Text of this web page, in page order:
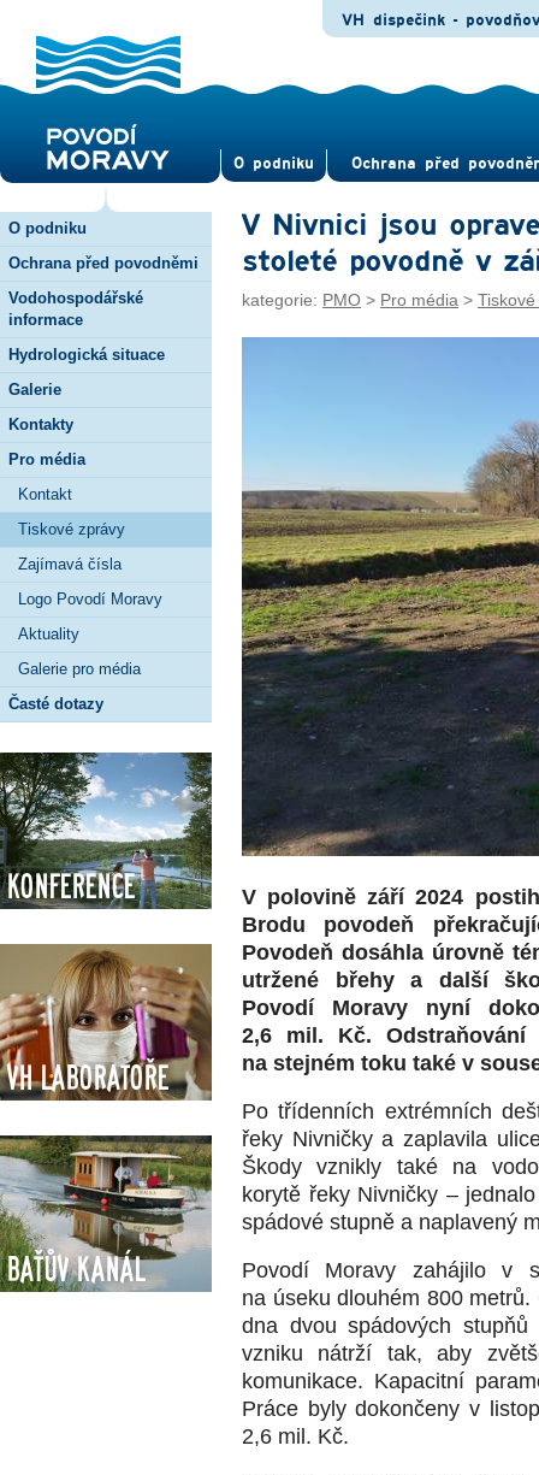
O pod­niku Ochrana před
VH dispečink -
O podniku
Ochrana před povodněmi
Vodohospodářské
informace
Hydrologická situace
Galerie
Kontakty
Pro média
Kontakt
Tiskové zprávy
Zajímavá čísla
Logo Povodí Moravy
Aktuality
Galerie pro média
Časté dotazy
Konference
VH Laboratoře
Baťův kanál
V Nivnici jsou
stoleté povodně v
kategorie: PMO > Pro média >
V polovině září 2024
Brodu povodeň
Povodeň dosáhla úrovně
utržené břehy a další
Povodí Moravy nyní
2,6 mil. Kč.
na stejném toku také v
Po třídenních extrémních
řeky Nivničky a zaplavila
Škody vznikly také na
korytě řeky Nivničky –
spádové stupně a naplavený
Povodí Moravy zahájilo v
na úseku dlouhém 800
dna dvou spádových
vzniku nátrží tak, aby
komunikace. Kapacitní
Práce byly dokončeny v
2,6 mil. Kč.